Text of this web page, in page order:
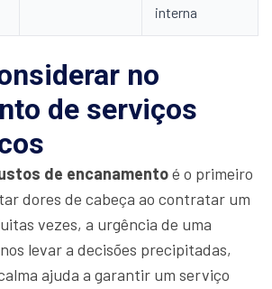
interna
no
de serviços
de encanamentoé o primeiro
dores de cabeça ao contratar um
vezes, a urgência de uma
levar a decisões precipitadas,
ajuda a garantir um serviço